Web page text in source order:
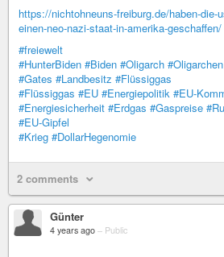
https://nichtohneuns-freiburg.de/haben-die-
einen-neo-nazi-staat-in-amerika-geschaffen/
#freiewelt
#HunterBiden #Biden #Oligarch #Oligarchen
#Gates #Landbesitz #Flüssiggas
#Flüssiggas #EU #Energiepolitik #EU-
#Energiesicherheit #Erdgas #Gaspreise
#EU-Gipfel
#Krieg #DollarHegenomie
2 comments
Günter
4 years ago – Public